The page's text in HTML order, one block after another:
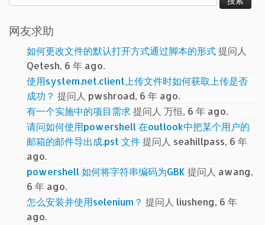
索：
网友求助
如何更改文件的默认打开方式通过脚本的形式提问人
Qetesh, 6 年 ago.
使用system.net.client上传文件时如何获取上传是否
成功？ 提问人 pwshroad, 6 年 ago.
有一个实施中的项目需求提问人 万恒, 6 年 ago.
请问如何使用powershell 在outlook中把某个用户的
邮箱的邮件导出成.pst 文件提问人 seahillpass, 6 年
ago.
powershell 如何将字符串编码为GBK 提问人 awang,
6 年 ago.
怎么安装并使用selenium？ 提问人 liusheng, 6 年
ago.